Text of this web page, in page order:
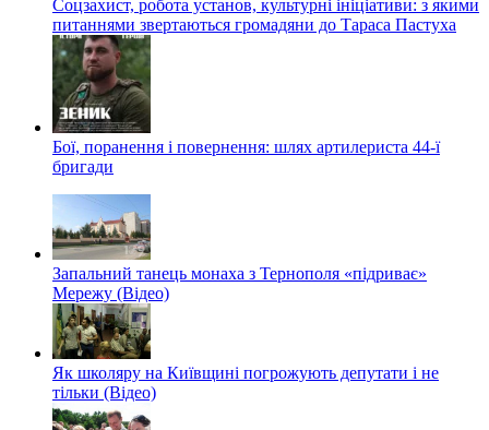
Соцзахист, робота установ, культурні ініціативи: з якими
питаннями звертаються громадяни до Тараса Пастуха
Бої, поранення і повернення: шлях артилериста 44-ї
бригади
Запальний танець монаха з Тернополя «підриває»
Мережу (Відео)
Як школяру на Київщині погрожують депутати і не
тільки (Відео)